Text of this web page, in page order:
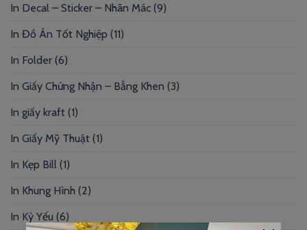
In Decal – Sticker – Nhãn Mác (9)
In Đồ Án Tốt Nghiệp (11)
In Folder (6)
In Giấy Chứng Nhận – Bằng Khen (3)
In giấy kraft (1)
In Giấy Mỹ Thuật (1)
In Kẹp Bill (1)
In Khung Hình (2)
In Kỷ Yếu (6)